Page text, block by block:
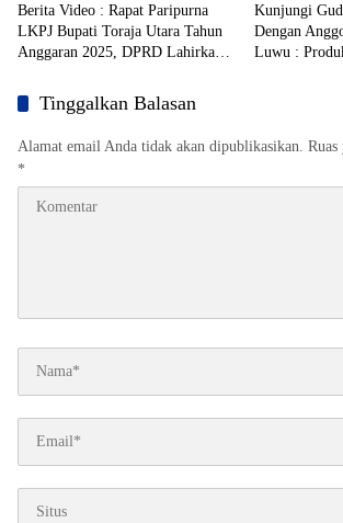
Berita Video : Rapat Paripurna
LKPJ Bupati Toraja Utara Tahun
Anggaran 2025, DPRD Lahirkan
Kunjungi
Dengan
Luwu :
Tinggalkan Balasan
Alamat email Anda tidak akan dipublikasikan.
*